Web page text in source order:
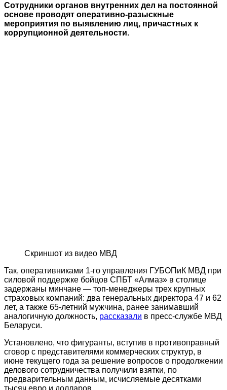
Сотрудники органов внутренних дел на постоянной
основе проводят оперативно-разыскные
мероприятия по выявлению лиц, причастных к
коррупционной деятельности.
Скриншот из видео МВД
Так, оперативниками 1-го управления ГУБОПиК МВД при
силовой поддержке бойцов СПБТ «Алмаз» в столице
задержаны минчане — топ-менеджеры трех крупных
страховых компаний: два генеральных директора 47 и 62
лет, а также 65-летний мужчина, ранее занимавший
аналогичную должность, рассказали в пресс-службе МВД
Беларуси.
Установлено, что фигуранты, вступив в противоправный
сговор с представителями коммерческих структур, в
июне текущего года за решение вопросов о продолжении
делового сотрудничества получили взятки, по
предварительным данным, исчисляемые десятками
тысяч евро и долларов.